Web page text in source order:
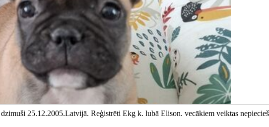
25.12.2005.Latvijā. Reģistrēti Ekg k. lubā Elison. vecākiem veiktas